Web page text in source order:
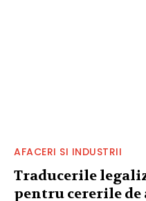
AFACERI SI INDUSTRII
Traducerile
pentru cererile de